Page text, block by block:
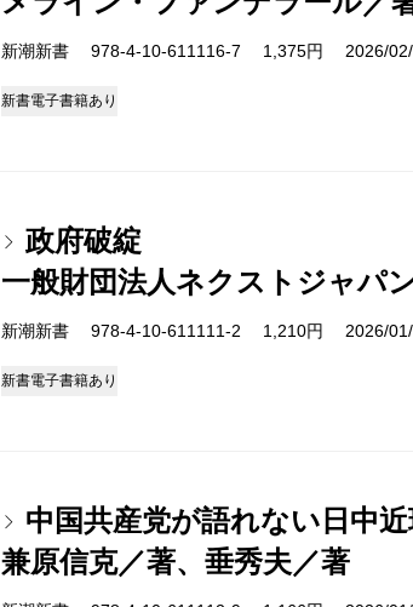
新潮新書 978-4-10-611116-7 1,375円 2026/
新書電子書籍あり
政府破綻
一般財団法人ネクストジャパ
新潮新書 978-4-10-611111-2 1,210円 2026/01/
新書電子書籍あり
中国共産党が語れない日中近
兼原信克／著、垂秀夫／著